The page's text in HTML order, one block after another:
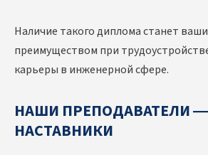
Наличие такого диплома станет
преимуществом при
карьеры в инженерной сфере.
НАШИ ПРЕПОДАВАТЕЛИ
НАСТАВНИКИ